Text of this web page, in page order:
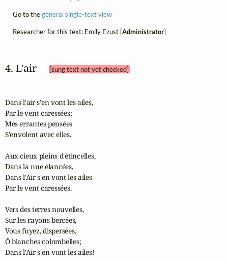
Go to thegeneral single-text view
Researcher for this text: Emily Ezust [Administrator]
4. L'air [sung text not yet checked]
Dans l'air s'en vont les ailes,
Par le vent caressées;
Mes errantes pensées
S'envolent avec elles.
Aux cieux pleins d'étincelles,
Dans la nue élancées,
Dans l'Air s'en vont les ailes
Par le vent caressées.
Vers des terres nouvelles,
Sur les rayons bercées,
Vous fuyez, dispersées,
Ô blanches colombelles;
Dans l'Air s'en vont les ailes!